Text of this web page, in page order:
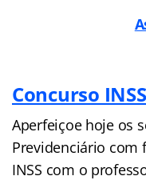
Concurso
Aperfeiçoe hoje os
Previdenciário com
INSS com o